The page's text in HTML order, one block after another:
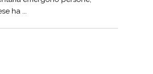
ha ...